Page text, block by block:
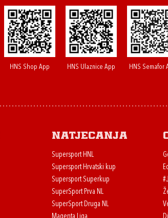
HNS Shop App HNS Ulaznice App HNS Semafor
Natjecanja
Supersport HNL
Supersport Hrvatski kup
Supersport Superkup
SuperSport Prva NL
SuperSport Druga NL
Magenta Liga